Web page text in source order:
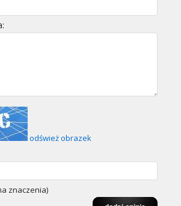
odśwież obrazek
znaczenia)